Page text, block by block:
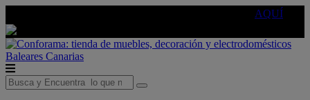
AQUÍ
Baleares Canarias